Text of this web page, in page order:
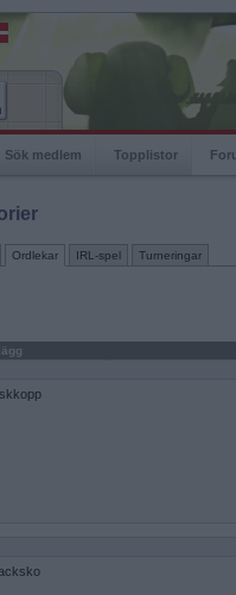
Sök medlem Topplistor
Ordlekar IRL-spel Turneringar